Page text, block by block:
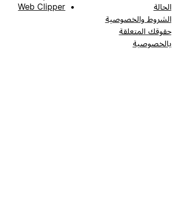
الحالة
الشروط والخصوصية
حقوقك المتعلقة
بالخصوصية
Web Clipper